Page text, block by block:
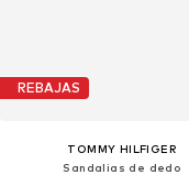
REBAJAS
TOMMY HILFIGER
Sandalias de dedo